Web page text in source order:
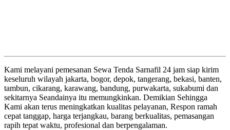
Kami melayani pemesanan Sewa Tenda Sarnafil 24 jam siap kirim
keseluruh wilayah jakarta, bogor, depok, tangerang, bekasi, banten,
tambun, cikarang, karawang, bandung, purwakarta, sukabumi dan
sekitarnya Seandainya itu memungkinkan. Demikian Sehingga
Kami akan terus meningkatkan kualitas pelayanan, Respon ramah
cepat tanggap, harga terjangkau, barang berkualitas, pemasangan
rapih tepat waktu, profesional dan berpengalaman.